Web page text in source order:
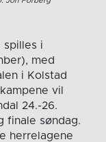
spilles i
med
i Kolstad
vil
24.-26.
finale søndag.
herrelagene